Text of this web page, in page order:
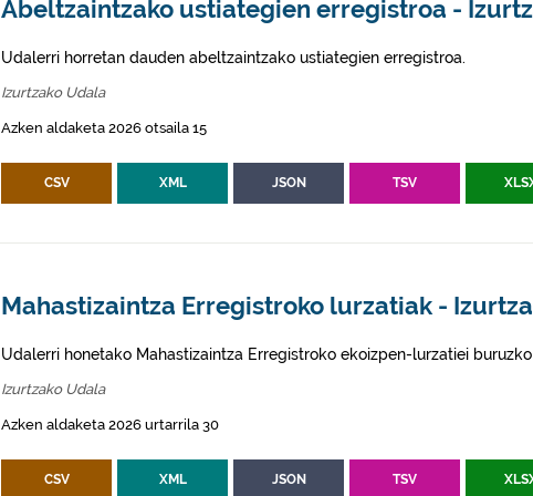
Abeltzaintzako ustiategien erregistroa -
Udalerri horretan dauden abeltzaintzako ustiategien erregistroa.
Izurtzako Udala
Azken aldaketa 2026 otsaila 15
CSV XML JSON TSV
Mahastizaintza Erregistroko lurzatiak - Izurtza
Udalerri honetako Mahastizaintza Erregistroko ekoizpen-lurzatiei
Izurtzako Udala
Azken aldaketa 2026 urtarrila 30
CSV XML JSON TSV